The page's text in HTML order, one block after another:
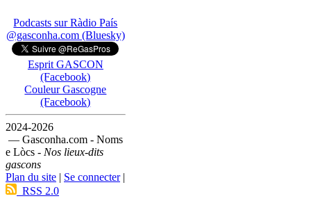
Podcasts sur Ràdio País
@gasconha.com (Bluesky)
Esprit GASCON
(Facebook)
Couleur Gascogne
(Facebook)
2024-2026
— Gasconha.com - Noms
e Lòcs - Nos lieux-dits
gascons
Plan du site | Se connecter|
RSS 2.0